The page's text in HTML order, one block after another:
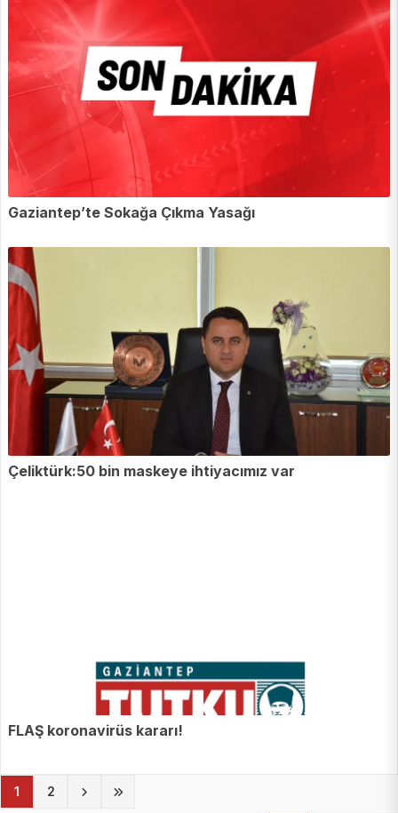
Gaziantep’te Sokağa Çıkma Yasağı
Çeliktürk:50 bin maskeye ihtiyacımız var
FLAŞ koronavirüs kararı!
1 (current)
2